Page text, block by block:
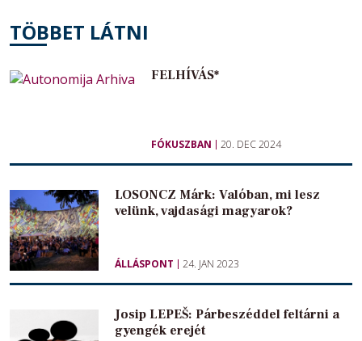
TÖBBET LÁTNI
FELHÍVÁS*
FÓKUSZBAN 20. DEC 2024
LOSONCZ Márk: Valóban, mi lesz
velünk, vajdasági magyarok?
ÁLLÁSPONT 24. JAN 2023
Josip LEPEŠ: Párbeszéddel feltárni a
gyengék erejét